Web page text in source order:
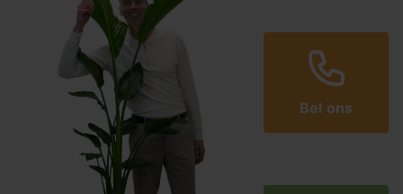
Bel ons